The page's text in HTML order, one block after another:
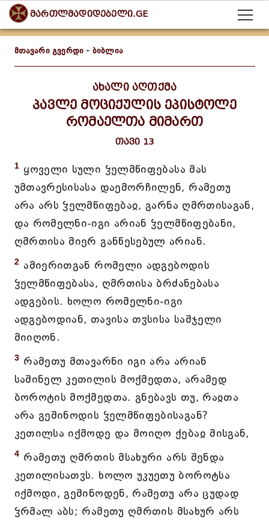
მართლმადიდებელი.GE
მთავარი გვერდი - ბიბლია
ახალი აღთქმა
პავლე მოციქულის ეპისტოლე
რომაელთა მიმართ
თავი 13
1 ყოველი სული ჴელმწიფებასა მას
უმთავრესისასა დაემორჩილენ, რამეთუ
არა არს ჴელმწიფებაჲ, გარნა ღმრთისაგან,
და რომელნი-იგი არიან ჴელმწიფებანი,
ღმრთისა მიერ განწესებულ არიან.
2 ამიერითგან რომელი ადგებოდის
ჴელმწიფებასა, ღმრთისა ბრძანებასა
ადგების. ხოლო რომელნი-იგი
ადგებოდიან, თავისა თჳსისა საშჯელი
მიიღონ.
3 რამეთუ მთავარნი იგი არა არიან
საშინელ კეთილის მოქმედთა, არამედ
ბოროტის მოქმედთა. გნებავს თუ, რაჲთა
არა გეშინოდის ჴელმწიფებისაგან?
კეთილსა იქმოდე და მოიღო ქებაჲ მისგან,
4 რამეთუ ღმრთის მსახური არს შენდა
კეთილისათჳს. ხოლო უკუეთუ ბოროტსა
იქმოდი, გეშინოდენ, რამეთუ არა ცუდად
ჴრმალ აბს; რამეთუ ღმრთის მსახურ არს